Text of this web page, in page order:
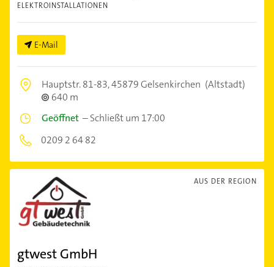
ELEKTROINSTALLATIONEN
E-Mail
Hauptstr. 81-83,45879 Gelsenkirchen (Altstadt)
640 m
Geöffnet –Schließt um 17:00
0209 2 64 82
AUS DER REGION
gtwest GmbH